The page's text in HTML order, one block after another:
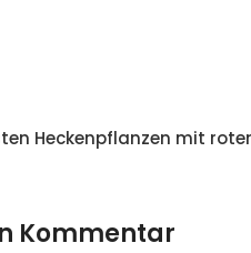
Heckenpflanzen mit
Kommentar